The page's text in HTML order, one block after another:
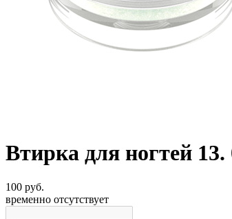
Втирка для ногтей 13.
100 руб.
временно отсутствует